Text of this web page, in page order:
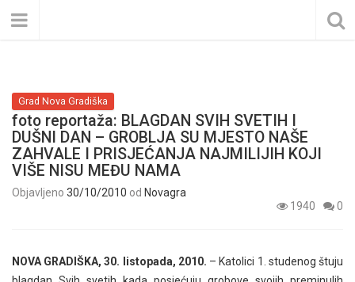
Grad Nova Gradiška
foto reportaža: BLAGDAN SVIH SVETIH I
DUŠNI DAN – GROBLJA SU MJESTO NAŠE
ZAHVALE I PRISJEĆANJA NAJMILIJIH KOJI
VIŠE NISU MEĐU NAMA
Objavljeno 30/10/2010 od Novagra
1940
0
NOVA GRADIŠKA, 30. listopada, 2010. – Katolici 1. studenog štuju